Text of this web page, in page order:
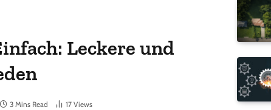
Leckere und
3 Mins Read 17 Views